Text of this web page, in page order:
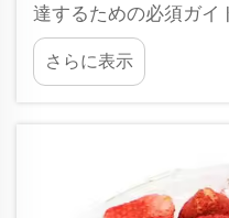
達するための必須ガイ
は、高品質な製品を一
るドライフルーツ仕入
しています。ベーカリ
さらに表示